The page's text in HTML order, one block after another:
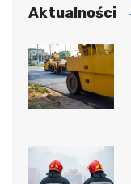
Aktualności